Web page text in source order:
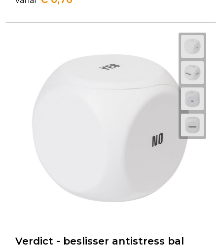
Verdict - beslisser antistress bal